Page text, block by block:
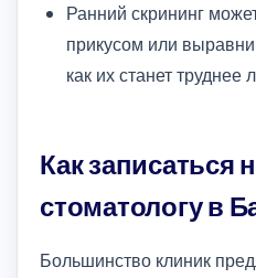
Ранний скрининг
прикусом или
как их станет труднее
Как записаться
стоматологу в
Большинство клиник